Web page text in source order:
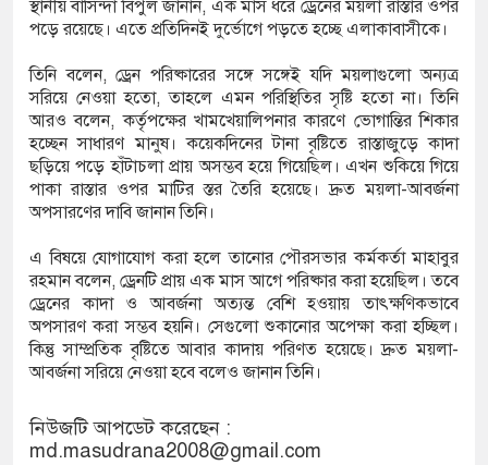
স্ক্যাফসহ নারী মাদক কারবারি গ্রেপ্তার
স্থানীয় বাসিন্দা বিপুল জানান, এক মাস ধরে ড্রেনের ময়লা রাস্তার ওপর
পড়ে রয়েছে। এতে প্রতিদিনই দুর্ভোগে পড়তে হচ্ছে এলাকাবাসীকে।
তিনি বলেন, ড্রেন পরিষ্কারের সঙ্গে সঙ্গেই যদি ময়লাগুলো অন্যত্র
সরিয়ে নেওয়া হতো, তাহলে এমন পরিস্থিতির সৃষ্টি হতো না। তিনি
আরও বলেন, কর্তৃপক্ষের খামখেয়ালিপনার কারণে ভোগান্তির শিকার
হচ্ছেন সাধারণ মানুষ। কয়েকদিনের টানা বৃষ্টিতে রাস্তাজুড়ে কাদা
ছড়িয়ে পড়ে হাঁটাচলা প্রায় অসম্ভব হয়ে গিয়েছিল। এখন শুকিয়ে গিয়ে
পাকা রাস্তার ওপর মাটির স্তর তৈরি হয়েছে। দ্রুত ময়লা-আবর্জনা
অপসারণের দাবি জানান তিনি।
এ বিষয়ে যোগাযোগ করা হলে তানোর পৌরসভার কর্মকর্তা মাহাবুর
রহমান বলেন, ড্রেনটি প্রায় এক মাস আগে পরিষ্কার করা হয়েছিল। তবে
ড্রেনের কাদা ও আবর্জনা অত্যন্ত বেশি হওয়ায় তাৎক্ষণিকভাবে
অপসারণ করা সম্ভব হয়নি। সেগুলো শুকানোর অপেক্ষা করা হচ্ছিল।
কিন্তু সাম্প্রতিক বৃষ্টিতে আবার কাদায় পরিণত হয়েছে। দ্রুত ময়লা-
আবর্জনা সরিয়ে নেওয়া হবে বলেও জানান তিনি।
নিউজটি আপডেট করেছেন :
md.masudrana2008@gmail.com